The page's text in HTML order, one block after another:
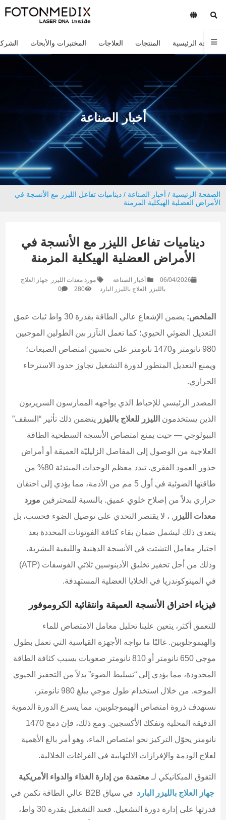
الصفحة الرئيسية المنتجات العلاجات المختبرات والأبحاث
أخبار الصناعة
الصفحة الرئيسية / أخبار الصناعة / ديناميات تفاعل الليزر مع الأنسجة في
الأمراض العضلية الهيكلية المزمنة
ديناميات تفاعل الليزر مع الأنسجة في
الأمراض العضلية الهيكلية المزمنة
06/04/2026 أخبار الصناعة مورد معدات الليزر
جهاز العلاج
بالليزر
العلاج بالليزر البارد 280
0
الملخص:
يضمن الإشعاع عالي الطاقة بقدرة 30 واط ثبات عمق
التعديل الضوئي الحيوي؛ كما تعمل التآزر بين الطولين الموجيين
980 نانومتر و1470 نانومتر على تحسين امتصاص الصبغات؛
ويمنع التعديل المتطور لدورة التشغيل تجاوز حدود الاسترخاء
الحراري.
المصدر الرئيسي للإحباط الذي يواجهه الممارسون السريريون
الذين يستخدمون الليزر للعلاج بالليزر يتضمن ذلك تأثير “السقف”
البيولوجي — حيث يمنع امتصاص الأنسجة السطحية الطاقة
العلاجية من الوصول إلى المفاصل الزليليّة العميقة أو أمراض
جذور العمود الفقري. تبدد معظم الوحدات المبتدئة 80% من
طاقتها الضوئية في أول 5 مم من الأدمة، مما يؤدي إلى احتقان
حراري بدلاً من إصلاح خلوي عميق. بالنسبة للمحترفين مورد
معدات الليزر , ، لا يقتصر التحدي على توصيل الضوء فحسب، بل
يتعدى ذلك ليشمل ضمان بقاء كثافة الفوتونات المحددة بعد
اجتياز معامل التشتت في الأنسجة الدهنية والليفية البشرية،
وذلك من أجل تحفيز تخليق الأدينوسين ثلاثي الفوسفات (ATP)
في الميتوكوندريا في الخلايا العضلية المستهدفة.
فيزياء اختراق الأنسجة العميقة وانتقائية الكروموفور
للتعمق أكثر، يتعين علينا تحليل معامل الامتصاص للماء
والهيموجلوبين. غالبًا ما تواجه الأجهزة القياسية التي تعمل بطول
موجي 650 نانومتر أو 810 نانومتر صعوبات بسبب كثافة الطاقة
المحدودة، مما يؤدي إلى “تسليط الضوء” بدلاً من التحفيز الحيوي
الموجه. من خلال استخدام طول موجي يبلغ 980 نانومتر،
نستهدف ذروة امتصاص الهيموجلوبين، مما يسرع الدورة الدموية
الدقيقة المحلية وتفكك الأكسجين. ومع ذلك، فإن دمج 1470
نانومتر يحوّل التركيز نحو امتصاص الماء، وهو أمر بالغ الأهمية
لعلاج الوذمة والإفرازات الالتهابية في الفراغات الخلالية.
التفوق الميكانيكي لـ معتمدة من إدارة الغذاء والدواء الأمريكية
جهاز العلاج بالليزر البارد
في سياق B2B عالي الطاقة تكمن في
قدرتها على إدارة دورة التشغيل. فعند التشغيل بقدرة 30 واط،